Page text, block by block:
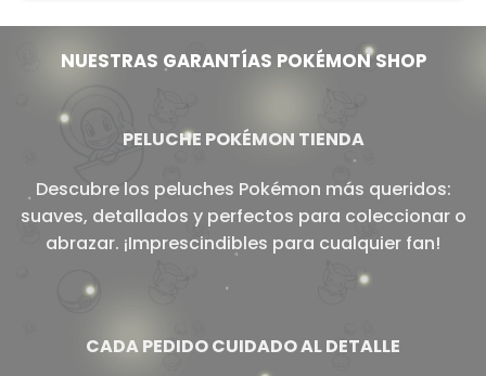
NUESTRAS GARANTÍAS POKÉMON SHOP
PELUCHE POKÉMON TIENDA
Descubre los peluches Pokémon más queridos:
suaves, detallados y perfectos para coleccionar o
abrazar. ¡Imprescindibles para cualquier fan!
CADA PEDIDO CUIDADO AL DETALLE